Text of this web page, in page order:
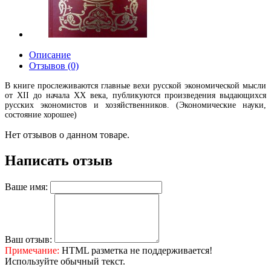
Описание
Отзывов (0)
В книге прослеживаются главные вехи русской экономической мысли
от XII до начала XX века, публикуются произведения выдающихся
русских экономистов и хозяйственников. (Экономические науки,
состояние хорошее)
Нет отзывов о данном товаре.
Написать отзыв
Ваше имя:
Ваш отзыв:
Примечание: HTML разметка не поддерживается!
Используйте обычный текст.